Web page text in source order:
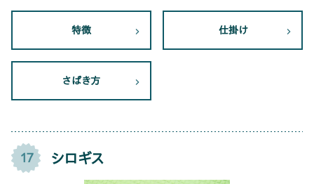
特徴 仕掛け
さばき方
17 シロギス